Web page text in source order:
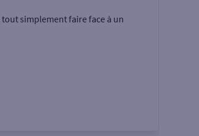
simplement faire face à un